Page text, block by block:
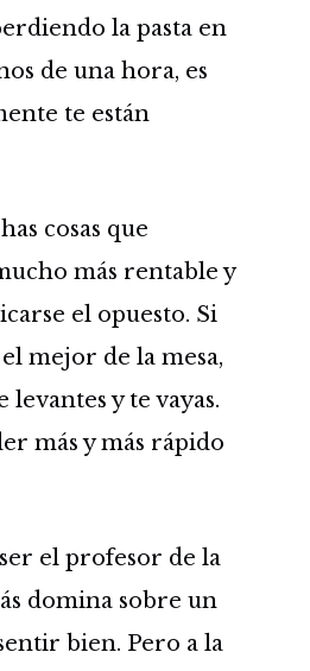
la pasta en
de una hora, es
te están
cosas que
más rentable y
el opuesto. Si
mejor de la mesa,
levantes y te vayas.
más y más rápido
el profesor de la
domina sobre un
bien. Pero a la